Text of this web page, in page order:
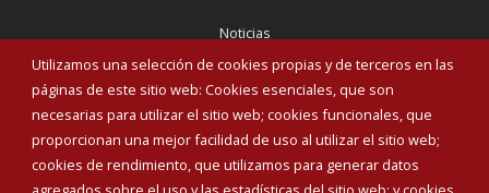
Utilizamos una selección de cookies propias y de terceros en las
páginas de este sitio web: Cookies esenciales, que son
necesarias para utilizar el sitio web; cookies funcionales, que
proporcionan una mejor facilidad de uso al utilizar el sitio web;
cookies de rendimiento, que utilizamos para generar datos
Noticias
Eventos
Corporación Municipal
Teléfonos de interés
INICIAR SESIÓN
MAPA WEB